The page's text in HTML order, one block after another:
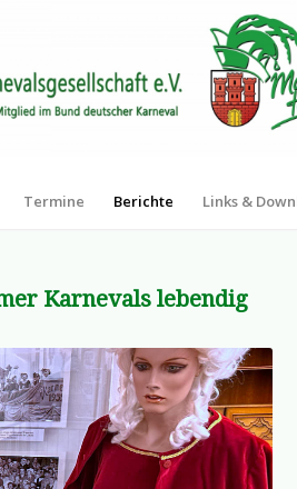
Termine Berichte Links &
Karnevals lebendig